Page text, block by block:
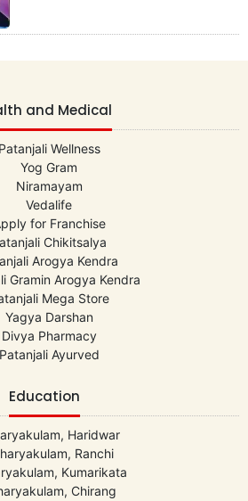
and Medical
Patanjali Wellness
Yog Gram
Niramayam
Vedalife
for Franchise
Chikitsalya
Arogya Kendra
Gramin Arogya Kendra
Mega Store
Yagya Darshan
Divya Pharmacy
Patanjali Ayurved
Education
Haridwar
Ranchi
Kumarikata
Chirang